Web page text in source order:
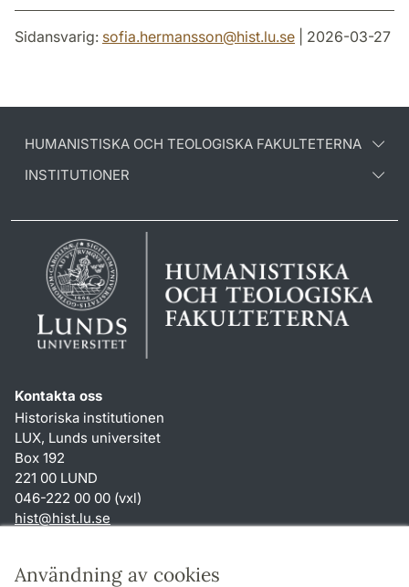
Användning av cookies
Sidansvarig: sofia.hermansson@hist.lu.se | 2026-03-27
HUMANISTISKA OCH TEOLOGISKA FAKULTETERNA
INSTITUTIONER
Kontakta oss
Historiska institutionen
LUX, Lunds universitet
Box 192
221 00 LUND
046-222 00 00 (vxl)
hist@hist.lu.se
Genvägar